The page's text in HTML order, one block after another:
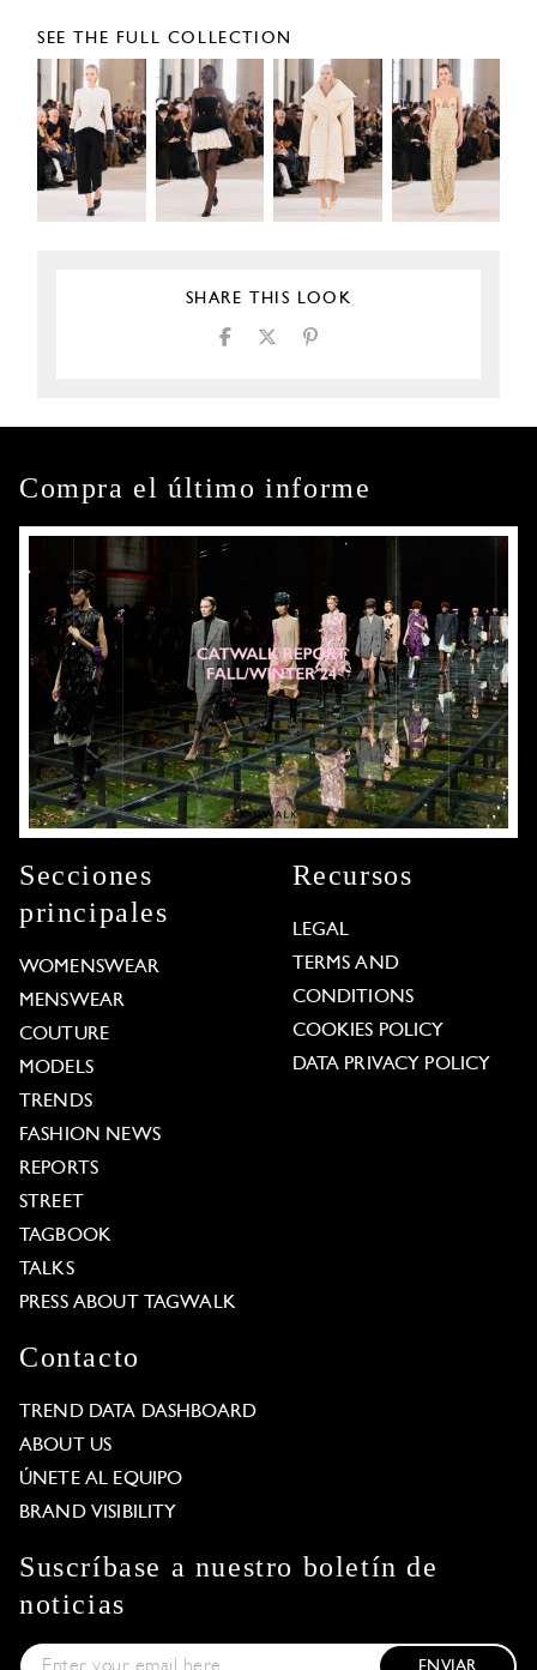
SEE THE FULL COLLECTION
SHARE THIS LOOK
Compra el último informe
Secciones
principales
WOMENSWEAR
MENSWEAR
COUTURE
MODELS
TRENDS
FASHION NEWS
REPORTS
STREET
TAGBOOK
TALKS
PRESS ABOUT TAGWALK
Recursos
LEGAL
TERMS AND
CONDITIONS
COOKIES POLICY
DATA PRIVACY POLICY
Contacto
TREND DATA DASHBOARD
ABOUT US
ÚNETE AL EQUIPO
BRAND VISIBILITY
Suscríbase a nuestro boletín de
noticias